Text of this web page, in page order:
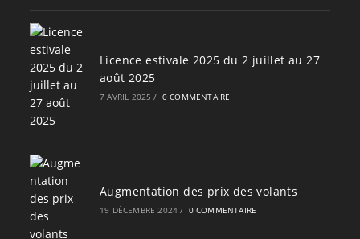
Licence estivale 2025 du 2 juillet au 27
août 2025
7 AVRIL 2025 / 0 COMMENTAIRE
Augmentation des prix des volants
19 DÉCEMBRE 2024 / 0 COMMENTAIRE